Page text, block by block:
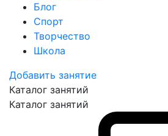
Блог
Спорт
Творчество
Школа
Добавить занятие
Каталог занятий
Каталог занятий